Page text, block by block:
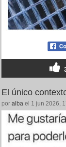
El único
por alba el 1 jun 2026,